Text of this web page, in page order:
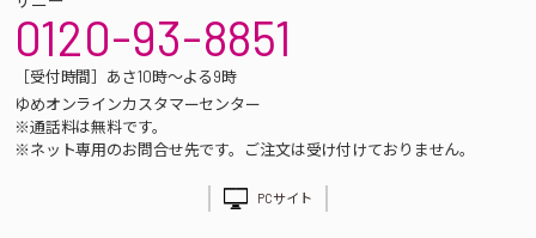
0120-93-8851
［受付時間］あさ10時～よる9時
ゆめオンラインカスタマーセンター
※通話料は無料です。
※ネット専用のお問合せ先です。ご注文は受け付けておりません。
PCサイト